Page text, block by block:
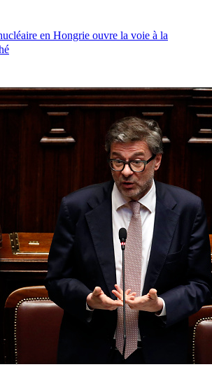
en Hongrie ouvre la voie à la